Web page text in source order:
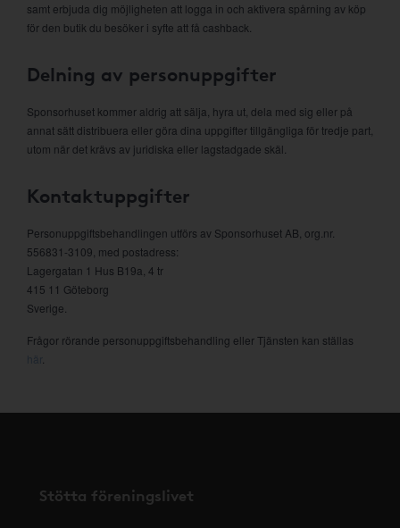
samt erbjuda dig möjligheten att logga in och aktivera spårning av köp
för den butik du besöker i syfte att få cashback.
Delning av personuppgifter
Sponsorhuset kommer aldrig att sälja, hyra ut, dela med sig eller på
annat sätt distribuera eller göra dina uppgifter tillgängliga för tredje part,
utom när det krävs av juridiska eller lagstadgade skäl.
Kontaktuppgifter
Personuppgiftsbehandlingen utförs av Sponsorhuset AB, org.nr.
556831-3109, med postadress:
Lagergatan 1 Hus B19a, 4 tr
415 11 Göteborg
Sverige.
Frågor rörande personuppgiftsbehandling eller Tjänsten kan ställas
här
Stötta föreningslivet